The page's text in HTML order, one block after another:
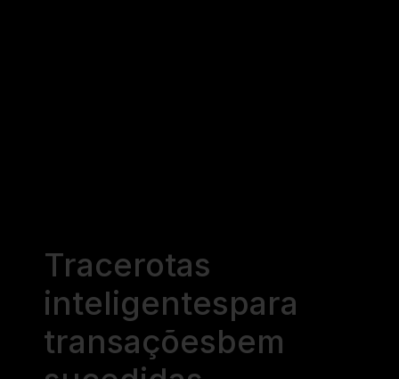
Tracerotas
inteligentespara
transaçõesbem